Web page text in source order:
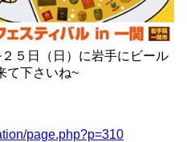
５日（日）に岩手にビール
て下さいね~
page.php?p=310